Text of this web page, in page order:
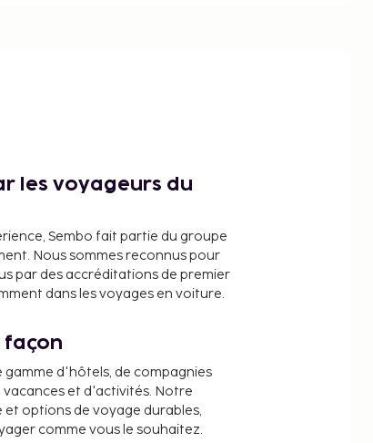
les voyageurs du
Sembo fait partie du groupe
Nous sommes reconnus pour
par des accréditations de premier
dans les voyages en voiture.
façon
gamme d'hôtels, de compagnies
et d'activités. Notre
options de voyage durables,
comme vous le souhaitez.